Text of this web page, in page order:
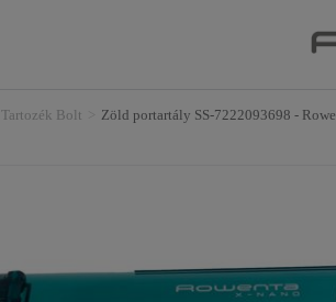
Tartozék Bolt Zöld portartály SS-7222093698 -